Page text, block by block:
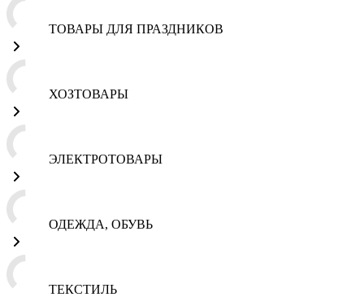
ТОВАРЫ ДЛЯ ПРАЗДНИКОВ
ХОЗТОВАРЫ
ЭЛЕКТРОТОВАРЫ
ОДЕЖДА, ОБУВЬ
ТЕКСТИЛЬ